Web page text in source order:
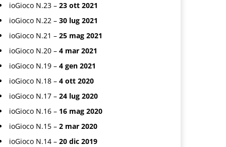
ioGioco N.23 – 23 ott 2021
ioGioco N.22 – 30 lug 2021
ioGioco N.21 – 25 mag 2021
ioGioco N.20 – 4 mar 2021
ioGioco N.19 – 4 gen 2021
ioGioco N.18 – 4 ott 2020
ioGioco N.17 – 24 lug 2020
ioGioco N.16 – 16 mag 2020
ioGioco N.15 – 2 mar 2020
ioGioco N.14 – 20 dic 2019